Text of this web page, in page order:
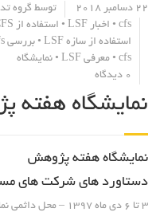
22 دسامبر 2018 توسط گروه
cfs
• اخبار LSF • استفاده از CFS در ایران
استفاده از سازه LSF
• بررسی cfs
cfs
• معرفی LSF • نمایشگاه
0 دیدگاه
نمایشگاه هفته
نمایشگاه هفته پژوهش
دستاورد های شرکت های
3 تا 6 دی ماه 1397 – محل داثمی نمایشگاه بین المللی تهران